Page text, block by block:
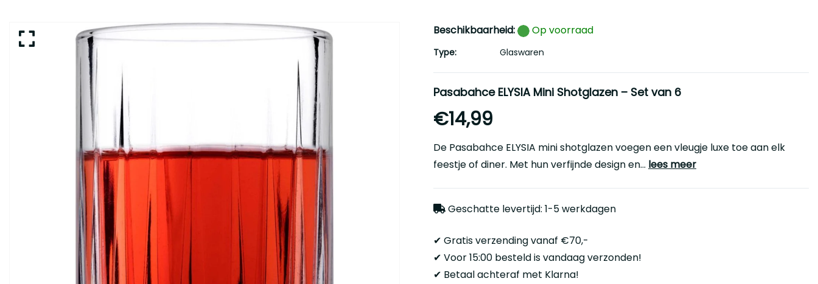
Beschikbaarheid: Op voorraad
Type: Glaswaren
Pasabahce ELYSIA Mini Shotglazen – Set van 6
€14,99
De Pasabahce ELYSIA mini shotglazen voegen een vleugje luxe toe aan elk
feestje of diner. Met hun verfijnde design en... lees meer
Geschatte levertijd: 1-5 werkdagen
✔ Gratis verzending vanaf €70,-
✔ Voor 15:00 besteld is vandaag verzonden!
✔ Betaal achteraf met Klarna!